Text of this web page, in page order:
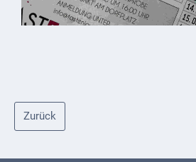
Akten
1907
Gemarkungen
Zurück